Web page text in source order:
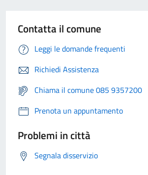
Contatta il comune
Leggi le domande frequenti
Richiedi Assistenza
Chiama il comune 085 9357200
Prenota un appuntamento
Problemi in città
Segnala disservizio